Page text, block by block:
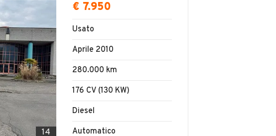
14
€ 7.950
Usato
Aprile 2010
280.000 km
176 CV (130 KW)
Diesel
Automatico